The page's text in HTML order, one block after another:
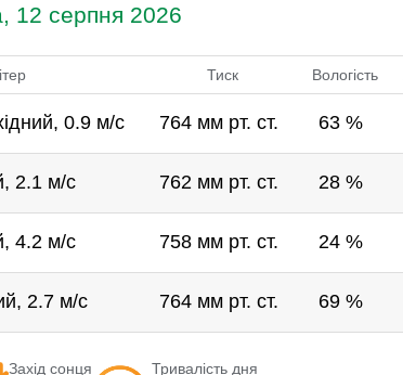
12 серпня 2026
Тиск Вологість
0.9 м/с 764 мм рт. ст. 63 %
2.1 м/с 762 мм рт. ст. 28 %
4.2 м/с 758 мм рт. ст. 24 %
2.7 м/с 764 мм рт. ст. 69 %
Захід сонця Тривалість дня